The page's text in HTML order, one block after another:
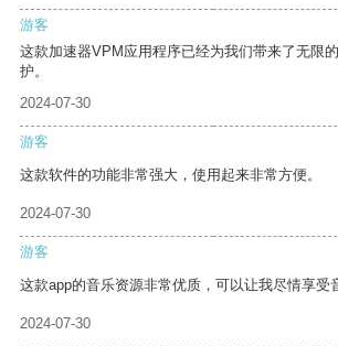
游客
这款加速器VPM应用程序已经为我们带来了无限
护。
2024-07-30
游客
这款软件的功能非常强大，使用起来非常方便。
2024-07-30
游客
这款app的音乐资源非常优质，可以让我尽情享受
2024-07-30